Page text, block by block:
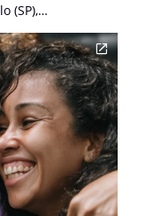
(SP),…